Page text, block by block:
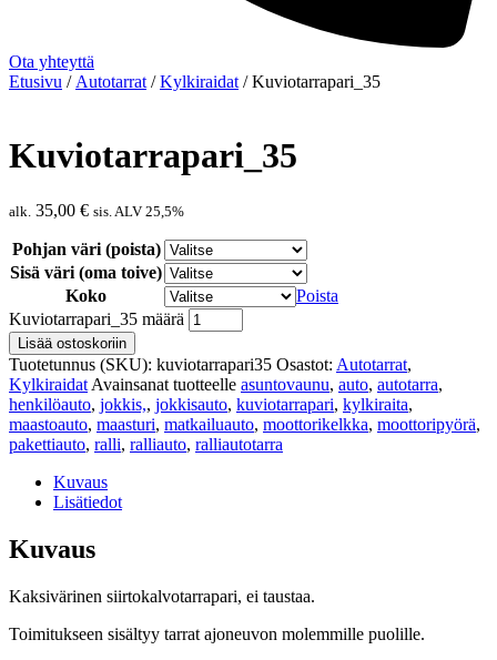
Ota yhteyttä
Etusivu / Autotarrat /Kylkiraidat / Kuviotarrapari_35
Kuviotarrapari_35
alk. 35,00 € sis. ALV 25,5%
Pohjan väri (poista)
Sisä väri (oma toive)
Koko
Poista
Kuviotarrapari_35 määrä
Lisää ostoskoriin
Tuotetunnus (SKU): kuviotarrapari35 Osastot: Autotarrat,
Kylkiraidat Avainsanat tuotteelle asuntovaunu, auto, autotarra,
henkilöauto, jokkis,, jokkisauto, kuviotarrapari, kylkiraita,
maastoauto, maasturi, matkailuauto, moottorikelkka, moottoripyörä,
pakettiauto, ralli, ralliauto, ralliautotarra
Kuvaus
Lisätiedot
Kuvaus
Kaksivärinen siirtokalvotarrapari, ei taustaa.
Toimitukseen sisältyy tarrat ajoneuvon molemmille puolille.